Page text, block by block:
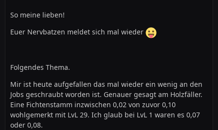
So meine lieben!
Euer Nervbatzen meldet sich mal wieder
Folgendes Thema.
Mir ist heute aufgefallen das mal wieder ein wenig an den
Jobs geschraubt worden ist. Genauer gesagt am Holzfäller.
Eine Fichtenstamm inzwischen 0,02 von zuvor 0,10
wohlgemerkt mit LvL 29. Ich glaub bei LvL 1 waren es 0,07
oder 0,08.